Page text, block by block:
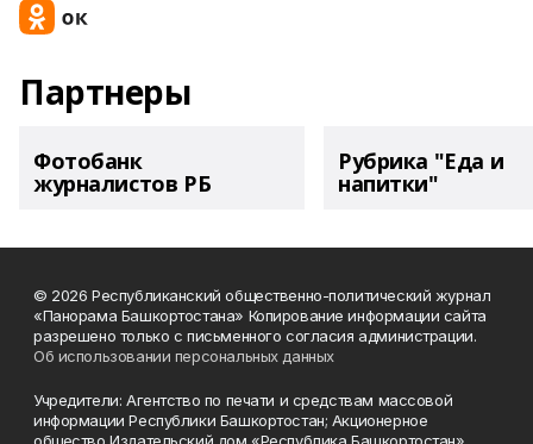
Партнеры
Фотобанк
журналистов РБ
Рубрика "Еда и
напитки"
© 2026 Республиканский общественно-политический журнал
«Панорама Башкортостана» Копирование информации сайта
разрешено только с письменного согласия администрации.
Об использовании персональных данных
Учредители: Агентство по печати и средствам массовой
информации Республики Башкортостан; Акционерное